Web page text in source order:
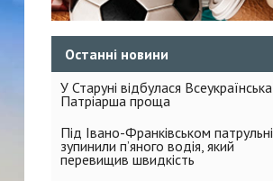
Останні новини
У Старуні відбулася Всеукраїнська
Патріарша проща
Під Івано-Франківськом патрульні
зупинили п’яного водія, який
перевищив швидкість